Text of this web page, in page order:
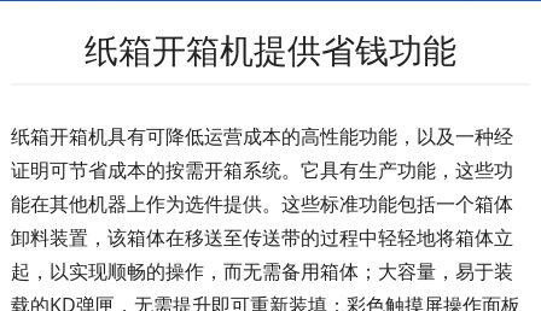
纸箱开箱机提供省钱功能
纸箱开箱机具有可降低运营成本的高性能功能，以及一种经
证明可节省成本的按需开箱系统。它具有生产功能，这些功
能在其他机器上作为选件提供。这些标准功能包括一个箱体
卸料装置，该箱体在移送至传送带的过程中轻轻地将箱体立
起，以实现顺畅的操作，而无需备用箱体；大容量，易于装
载的KD弹匣，无需提升即可重新装填；彩色触摸屏操作面板